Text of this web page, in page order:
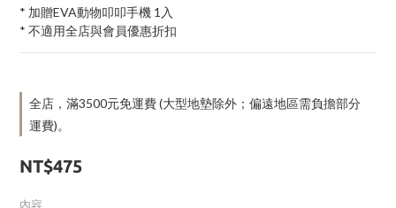
* 加贈EVA動物叩叩手機 1入
* 不適用全店與會員優惠折扣
全店，滿3500元免運費 (大型地墊除外；偏遠地區需負擔部分
運費)。
NT$475
內容